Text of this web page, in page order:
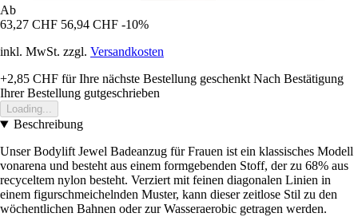
Ab
63,27 CHF 56,94 CHF -10%
inkl. MwSt. zzgl. Versandkosten
+2,85 CHF für Ihre nächste Bestellung geschenkt Nach Bestätigung
Ihrer Bestellung gutgeschrieben
Loading...
Beschreibung
Unser Bodylift Jewel Badeanzug für Frauen ist ein klassisches Modell
vonarena und besteht aus einem formgebenden Stoff, der zu 68% aus
recyceltem nylon besteht. Verziert mit feinen diagonalen Linien in
einem figurschmeichelnden Muster, kann dieser zeitlose Stil zu den
wöchentlichen Bahnen oder zur Wasseraerobic getragen werden.